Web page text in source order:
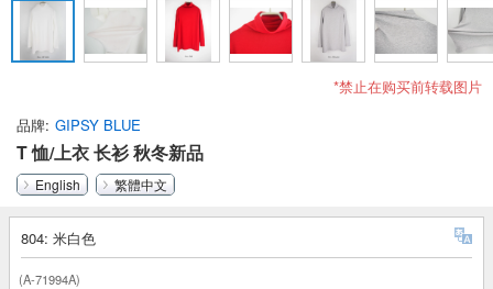
*禁止在购买前转载图片
品牌 GIPSY BLUE
T 恤/上衣 长衫 秋冬新品
English 繁體中文
804: 米白色
(A-71994A)